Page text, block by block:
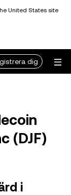
United States site
dig
(DJF)
i